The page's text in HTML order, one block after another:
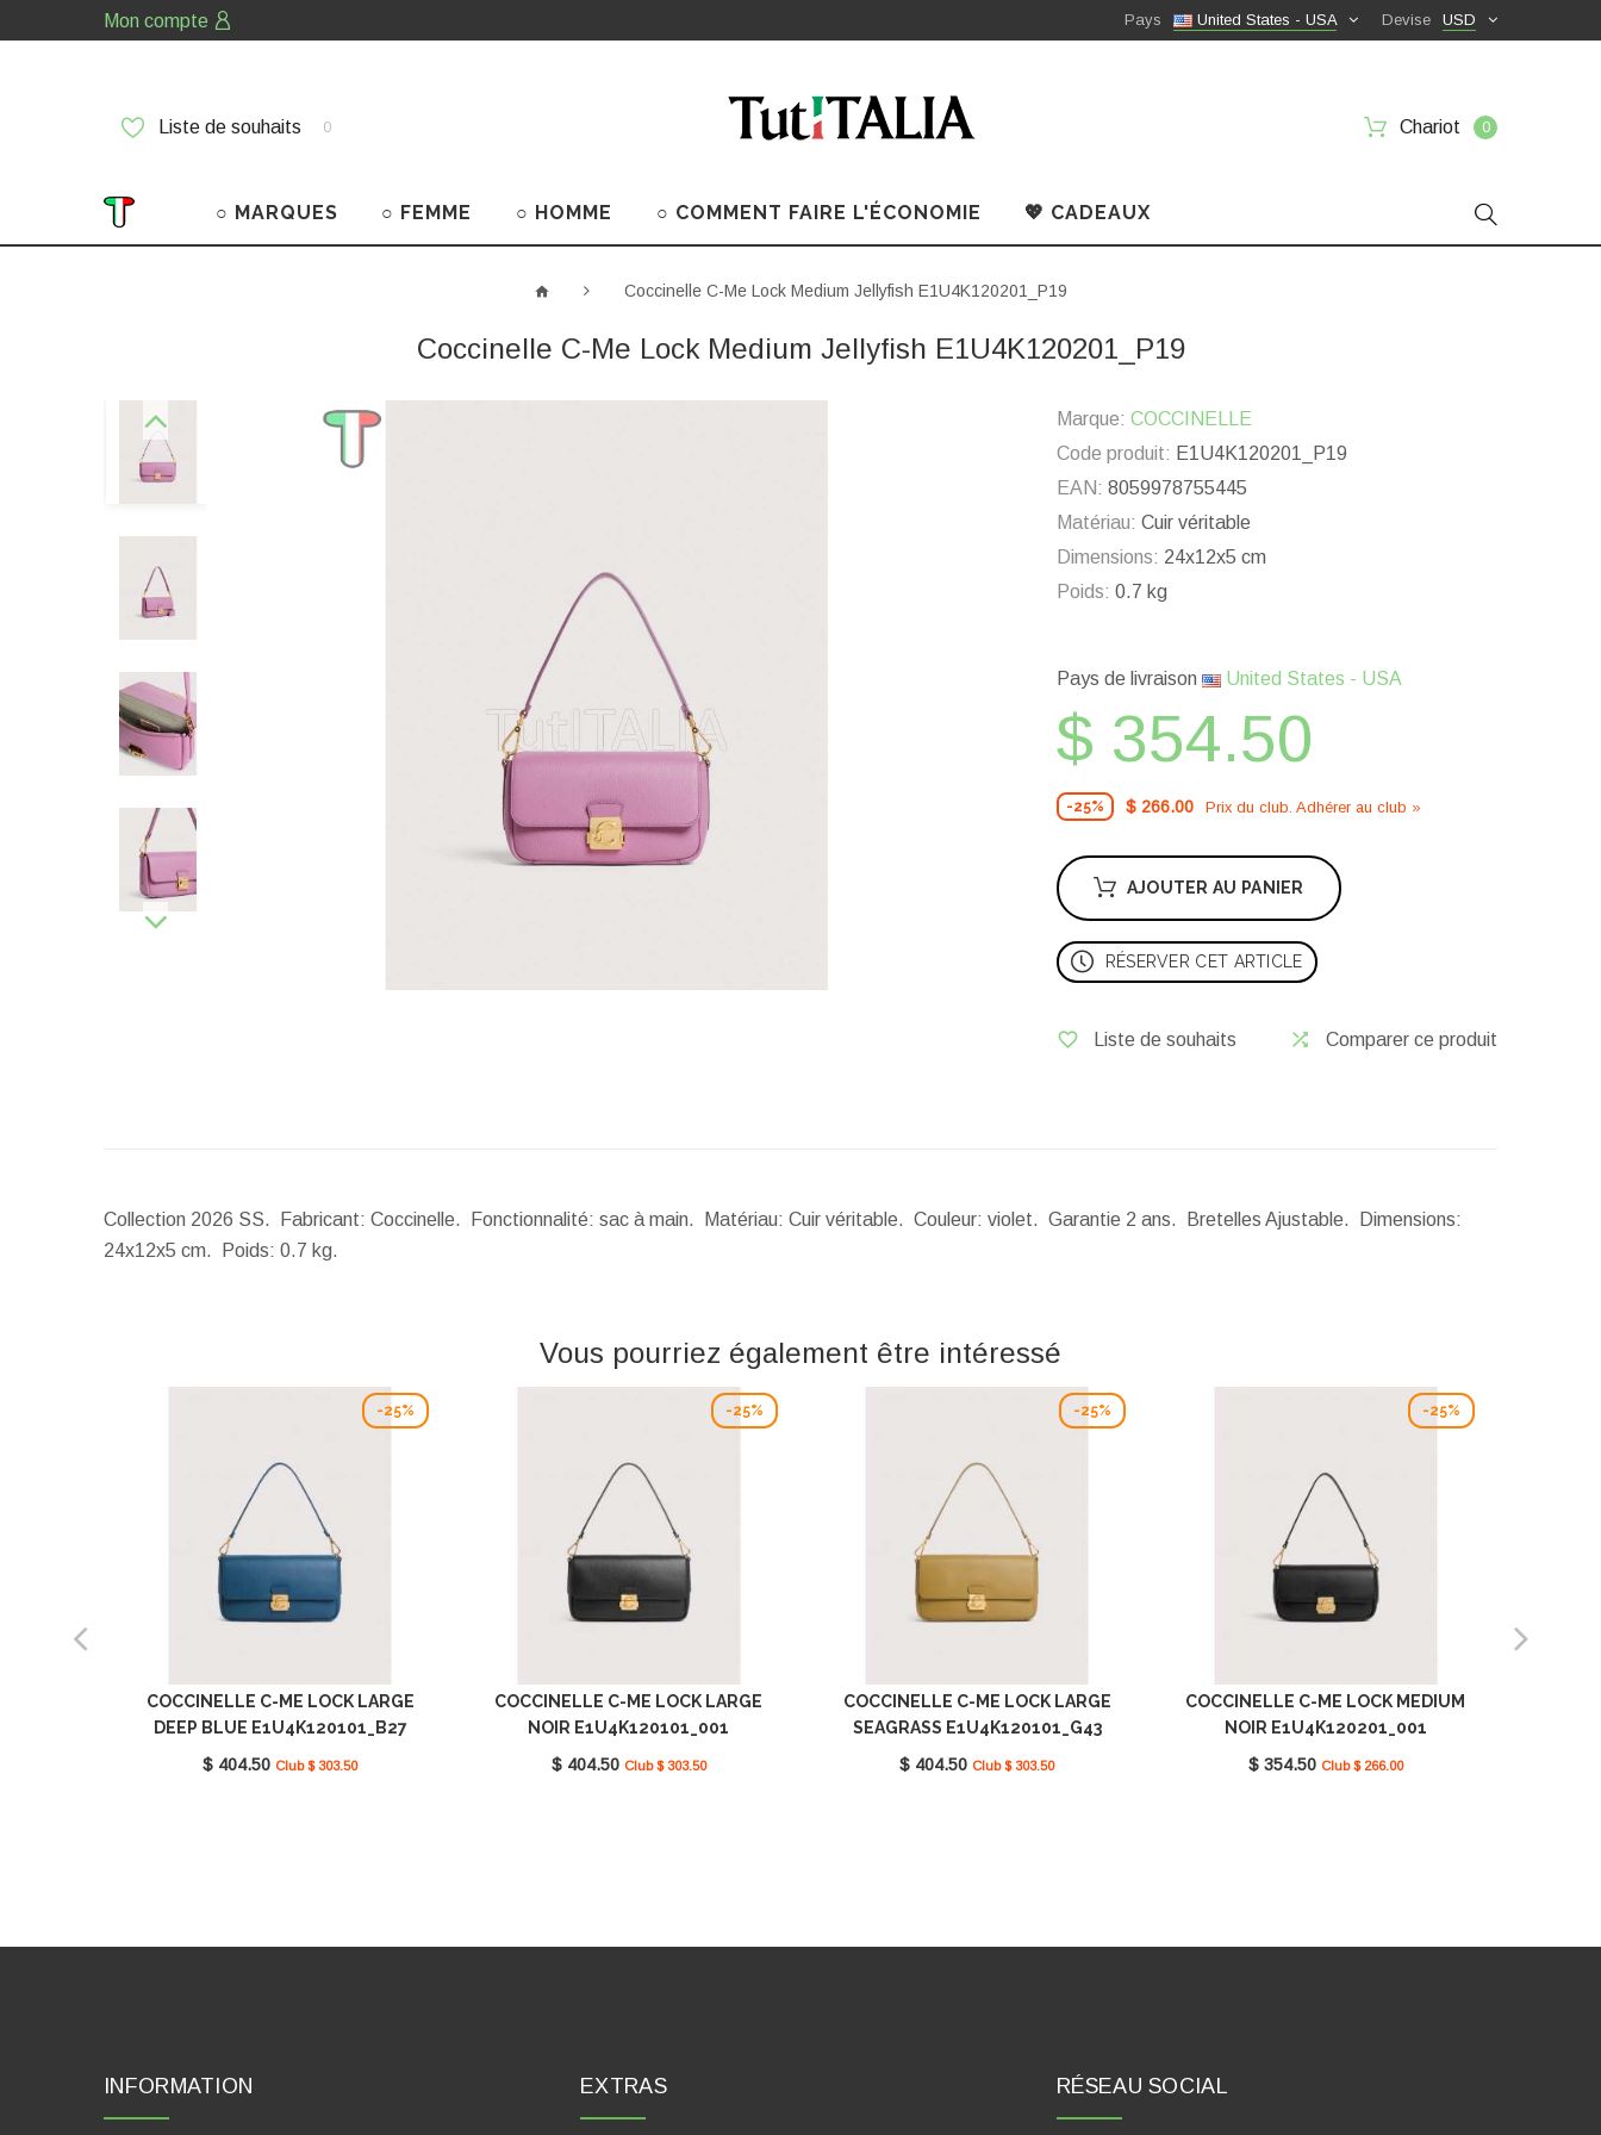
Mon compte USD
Devise
United States - USA
Pays
Liste de souhaits 0 Chariot 0
○ MARQUES ○ FEMME ○ HOMME ○ COMMENT FAIRE L'ÉCONOMIE 💖 CADEAUX
Coccinelle C-Me Lock Medium Jellyfish E1U4K120201_P19
Coccinelle C-Me Lock Medium Jellyfish E1U4K120201_P19
Marque: COCCINELLE
Code produit: E1U4K120201_P19
EAN: 8059978755445
Matériau: Cuir véritable
Dimensions: 24x12x5 cm
Poids: 0.7 kg
Pays de livraison United States - USA
$ 354.50
-25% $ 266.00 Prix ​​du club. Adhérer au club »
AJOUTER AU PANIER
RÉSERVER CET ARTICLE
Liste de souhaits Comparer ce produit
Collection 2026 SS. Fabricant: Coccinelle. Fonctionnalité: sac à main. Matériau: Cuir véritable. Couleur: violet. Garantie 2 ans. Bretelles Ajustable.
Dimensions:
24x12x5 cm.
Poids: 0.7 kg.
Vous pourriez également être intéressé
-25%
COCCINELLE C-ME LOCK LARGE
DEEP BLUE E1U4K120101_B27
$ 404.50 Club $ 303.50
-25%
COCCINELLE C-ME LOCK LARGE
NOIR E1U4K120101_001
$ 404.50 Club $ 303.50
-25%
COCCINELLE C-ME LOCK LARGE
SEAGRASS E1U4K120101_G43
$ 404.50 Club $ 303.50
-25%
COCCINELLE C-ME LOCK MEDIUM
NOIR E1U4K120201_001
$ 354.50 Club $ 266.00
INFORMATION EXTRAS RÉSEAU SOCIAL